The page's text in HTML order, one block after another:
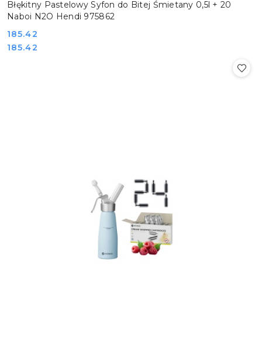
Błękitny Pastelowy Syfon do Bitej Śmietany 0,5l + 20
Naboi N2O Hendi 975862
Cena:
185.42
Cena:
185.42